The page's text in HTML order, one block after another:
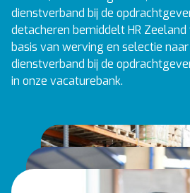
dienstverband bij de
detacheren bemiddelt HR
basis van werving en selectie
dienstverband bij de
in onze vacaturebank.